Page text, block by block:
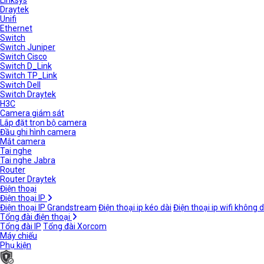
Draytek
Unifi
Ethernet
Switch
Switch Juniper
Switch Cisco
Switch D_Link
Switch TP_Link
Switch Dell
Switch Draytek
H3C
Camera giám sát
Lắp đặt trọn bộ camera
Đầu ghi hình camera
Mắt camera
Tai nghe
Tai nghe Jabra
Router
Router Draytek
Điện thoại
Điện thoại IP
Điện thoại IP Grandstream Điện thoại ip kéo dài Điện thoại ip wifi không
Tổng đài điện thoại
Tổng đài IP Tổng đài Xorcom
Máy chiếu
Phụ kiện